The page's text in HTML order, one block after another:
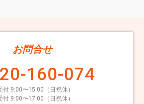
お問合せ
160-074
付 9:00〜15:00（日祝休）
付 9:00〜17:00（日祝休）